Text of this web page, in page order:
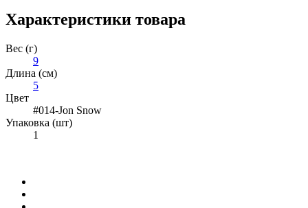
Характеристики товара
Вес (г)
9
Длина (см)
5
Цвет
#014-Jon Snow
Упаковка (шт)
1